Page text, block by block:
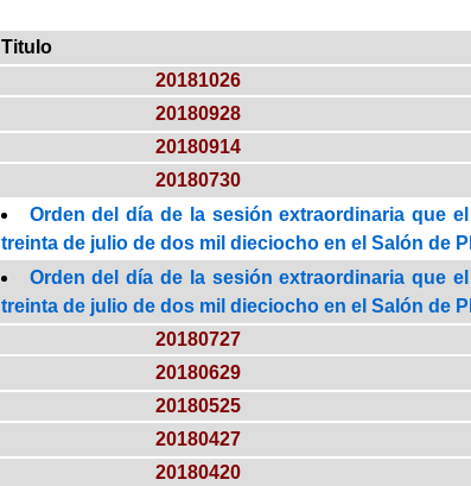
Titulo
20181026
20180928
20180914
20180730
Orden del día de la sesión extraordinaria que
treinta de julio de dos mil dieciocho en el Salón de
Orden del día de la sesión extraordinaria que
treinta de julio de dos mil dieciocho en el Salón de
20180727
20180629
20180525
20180427
20180420